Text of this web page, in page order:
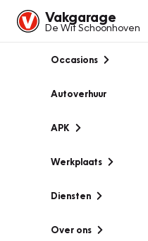
Vakgarage
De Wit Schoonhoven
Occasions
Autoverhuur
APK
Werkplaats
Diensten
Over ons